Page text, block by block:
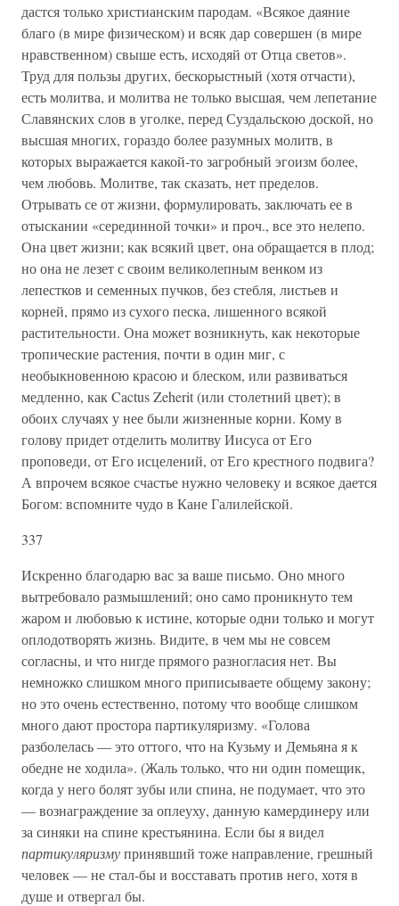
дастся только христианским пародам. «Всякое даяние
благо (в мире физическом) и всяк дар совершен (в мире
нравственном) свыше есть, исходяй от Отца светов».
Труд для пользы других, бескорыстный (хотя отчасти),
есть молитва, и молитва не только высшая, чем лепетание
Славянских слов в уголке, перед Суздальскою доской, но
высшая многих, гораздо более разумных молитв, в
которых выражается какой-то загробный эгоизм более,
чем любовь. Молитве, так сказать, нет пределов.
Отрывать се от жизни, формулировать, заключать ее в
отыскании «серединной точки» и проч., все это нелепо.
Она цвет жизни; как всякий цвет, она обращается в плод;
но она не лезет с своим великолепным венком из
лепестков и семенных пучков, без стебля, листьев и
корней, прямо из сухого песка, лишенного всякой
растительности. Она может возникнуть, как некоторые
тропические растения, почти в один миг, с
необыкновенною красою и блеском, или развиваться
медленно, как Cactus Zeherit (или столетний цвет); в
обоих случаях у нее были жизненные корни. Кому в
голову придет отделить молитву Иисуса от Его
проповеди, от Его исцелений, от Его крестного подвига?
А впрочем всякое счастье нужно человеку и всякое дается
Богом: вспомните чудо в Кане Галилейской.
337
Искренно благодарю вас за ваше письмо. Оно много
вытребовало размышлений; оно само проникнуто тем
жаром и любовью к истине, которые одни только и могут
оплодотворять жизнь. Видите, в чем мы не совсем
согласны, и что нигде прямого разногласия нет. Вы
немножко слишком много приписываете общему закону;
но это очень естественно, потому что вообще слишком
много дают простора партикуляризму. «Голова
разболелась — это оттого, что на Кузьму и Демьяна я к
обедне не ходила». (Жаль только, что ни один помещик,
когда у него болят зубы или спина, не подумает, что это
— вознаграждение за оплеуху, данную камердинеру или
за синяки на спине крестьянина. Если бы я видел
партикуляризмупринявший тоже направление, грешный
человек — не стал-бы и восставать против него, хотя в
душе и отвергал бы.